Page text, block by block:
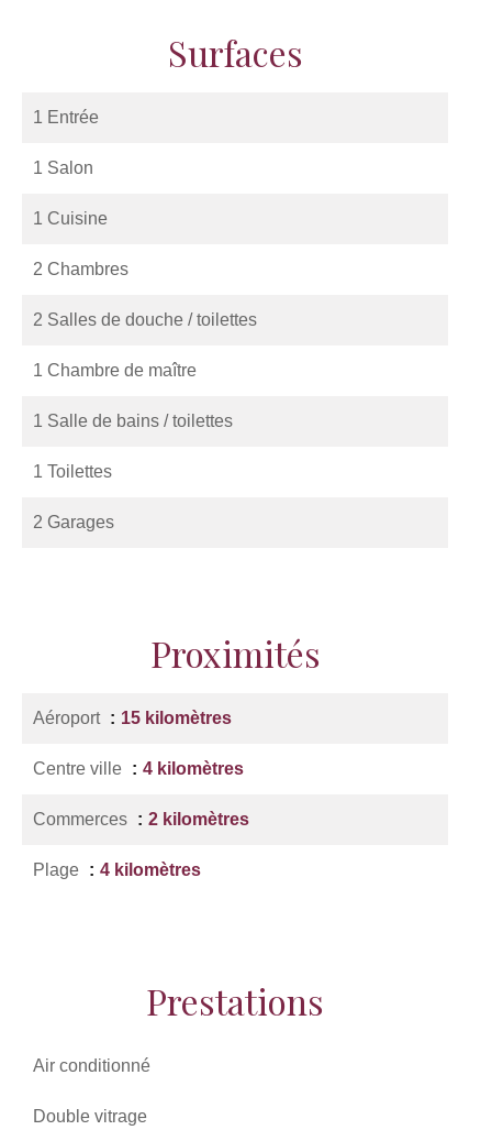
Surfaces
1 Entrée
1 Salon
1 Cuisine
2 Chambres
2 Salles de douche / toilettes
1 Chambre de maître
1 Salle de bains / toilettes
1 Toilettes
2 Garages
Proximités
Aéroport 15 kilomètres
Centre ville 4 kilomètres
Commerces 2 kilomètres
Plage 4 kilomètres
Prestations
Air conditionné
Double vitrage